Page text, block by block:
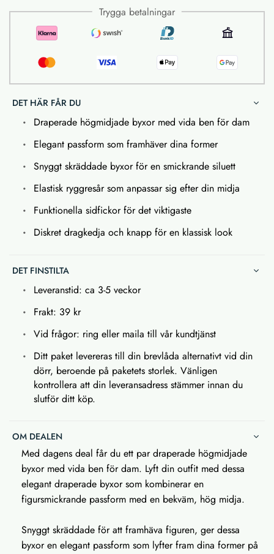
Trygga betalningar
DET HÄR FÅR DU
Draperade högmidjade byxor med vida ben för dam
Elegant passform som framhäver dina former
Snyggt skräddade byxor för en smickrande siluett
Elastisk ryggresår som anpassar sig efter din midja
Funktionella sidfickor för det viktigaste
Diskret dragkedja och knapp för en klassisk look
DET FINSTILTA
Leveranstid: ca 3-5 veckor
Frakt: 39 kr
Vid frågor: ring eller maila till vår kundtjänst
Ditt paket levereras till din brevlåda alternativt vid din
dörr, beroende på paketets storlek. Vänligen
kontrollera att din leveransadress stämmer innan du
slutför ditt köp.
OM DEALEN
Med dagens deal får du ett par draperade högmidjade
byxor med vida ben för dam. Lyft din outfit med dessa
elegant draperade byxor som kombinerar en
figursmickrande passform med en bekväm, hög midja.
Snyggt skräddade för att framhäva figuren, ger dessa
byxor en elegant passform som lyfter fram dina former på